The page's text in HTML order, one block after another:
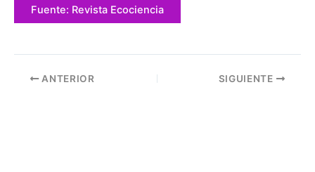
Fuente: Revista Ecociencia
ANTERIOR SIGUIENTE